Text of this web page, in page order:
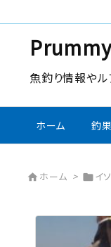
魚釣り情報やル
ホーム 釣
 ホーム > イ